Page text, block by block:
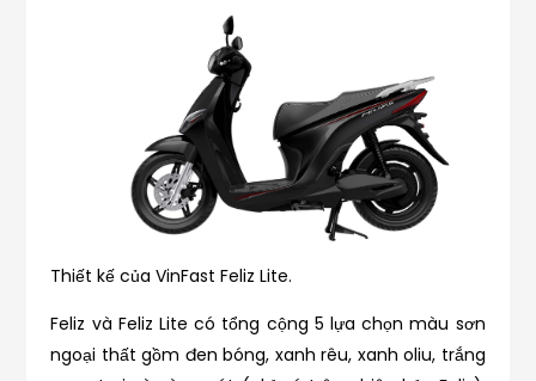
Thiết kế của VinFast Feliz Lite.
Feliz và Feliz Lite có tổng cộng 5 lựa chọn màu sơn
ngoại thất gồm đen bóng, xanh rêu, xanh oliu, trắng